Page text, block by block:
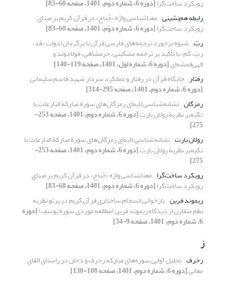
رویکرد ساخت‌گرا[دوره 6، شماره دوم، 1401، صفحه 60-83]
رابطه هم‌نشینی معناشناسی واژه «جُناح» در قرآن کریم بر مبنای
رویکرد ساخت‌گرا[دوره 6، شماره دوم، 1401، صفحه 60-83]
ربّ شیوه برخورد ترجمه‌های فارسی قرآن با برگردان ادوات «قد،
ربّ، کم» با تأکید بر ترجمه مشکینی، خرمشاهی، فولادوند و
الهی‌قمشه‌ای[دوره 6، شماره اول، 1401، صفحه 119-140]
رفتار جایگاه قرآن در رفتار و عملکرد سردار شهید قاسم سلیمانی
[دوره 6، شماره دوم، 1401، صفحه 295-314]
رمزگان نشانه‌شناسی لایه‌ای رمزگان‌های سورة مبارکة النازعات با
تکیه‌بر نظریة رولان بارت [دوره 6، شماره دوم، 1401، صفحه 253-
275]
رولان بارت نشانه‌شناسی لایه‌ای رمزگان‌های سورة مبارکة النازعات با
تکیه‌بر نظریة رولان بارت [دوره 6، شماره دوم، 1401، صفحه 253-
275]
رویکرد ساخت‌گرا معناشناسی واژه «جُناح» در قرآن کریم بر مبنای
رویکرد ساخت‌گرا[دوره 6، شماره دوم، 1401، صفحه 60-83]
ریموند فرین بازخوانی انسجام ساختاری قرآن کریم در پرتو نظریه
نظم متقارن از دیدگاه ریموند فرین (مطالعه موردی سوره یوسف)[دوره
6، شماره دوم، 1401، صفحه 9-34]
ز
زخرف تحلیل آوایی سوره‌های مبارکه زخرف و دخان در راستای القای
معانی[دوره 6، شماره دوم، 1401، صفحه 108-130]